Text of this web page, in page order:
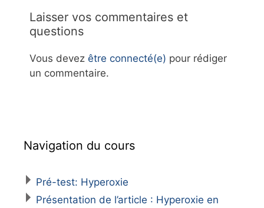
Laisser vos commentaires et
questions
Vous devez être connecté(e) pour rédiger
un commentaire.
Navigation du cours
Pré-test: Hyperoxie
Présentation de l’article : Hyperoxie en